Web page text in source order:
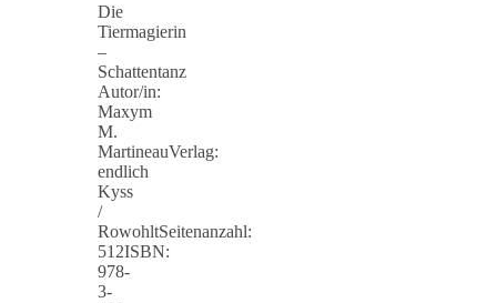
Die
Tiermagierin
–
Schattentanz
Autor/in:
Maxym
M.
MartineauVerlag:
endlich
Kyss
/
RowohltSeitenanzahl:
512ISBN:
978-
3-